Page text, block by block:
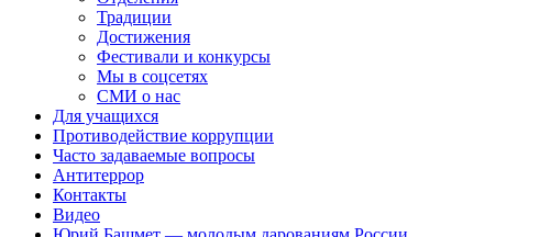
Традиции
Достижения
Фестивали и конкурсы
Мы в соцсетях
СМИ о нас
Для учащихся
Противодействие коррупции
Часто задаваемые вопросы
Антитеррор
Контакты
Видео